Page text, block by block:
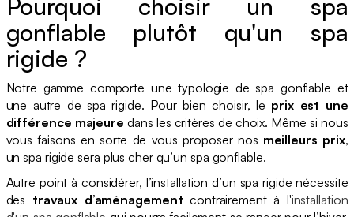
Pourquoi choisir un spa
gonflable plutôt qu'un spa
rigide ?
Notre gamme comporte une typologie de spa gonflable et
une autre de spa rigide. Pour bien choisir, le prix est une
différence majeure dans les critères de choix. Même si nous
vous faisons en sorte de vous proposer nos meilleurs prix,
un spa rigide sera plus cher qu’un spa gonflable.
Autre point à considérer, l’installation d’un spa rigide nécessite
des travaux d’aménagement contrairement à l'installation